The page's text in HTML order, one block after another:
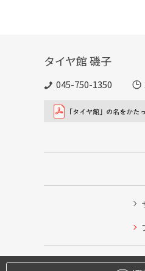
タイヤ館 磯子
045-750-1350
タイヤ点検・安全点
クローク契約会員専
本日のタイヤ履き替